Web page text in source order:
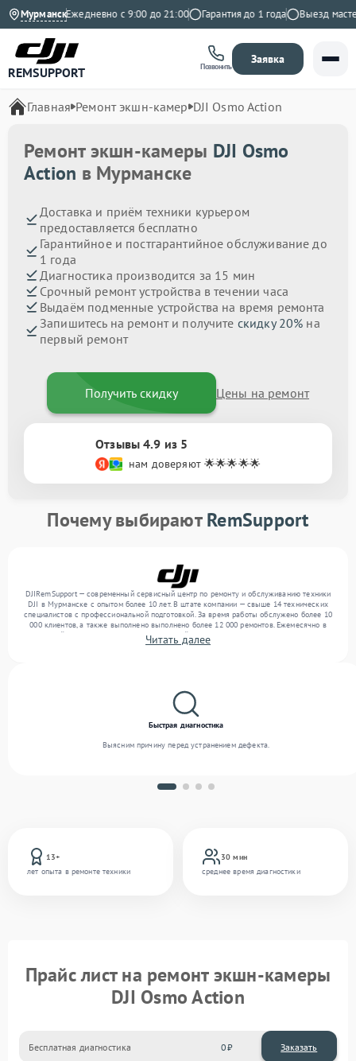
Мурманск
Яндекс Ежедневно с 9:00 до 21:00 Гарантия до 1 года Выезд мастера
REMSUPPORT Позвонить
Заявка
Главная Ремонт экшн-камер DJI Osmo Action
Ремонт экшн-камеры DJI Osmo
Action в Мурманске
Доставка и приём техники курьером
предоставляется бесплатно
Гарантийное и постгарантийное обслуживание до
1 года
Диагностика производится за 15 мин
Срочный ремонт устройства в течении часа
Выдаём подменные устройства на время ремонта
Запишитесь на ремонт и получите скидку 20% на
первый ремонт
Получить скидку Цены на ремонт
Отзывы 4.9 из 5
нам доверяют 🌟🌟🌟🌟🌟
Почему выбираютRemSupport
DJIRemSupport — современный сервисный центр по ремонту и обслуживанию техники
DJI в Мурманске с опытом более 10 лет. В штате компании — свыше 14 технических
специалистов с профессиональной подготовкой. За время работы обслужено более 10
000 клиентов, а также выполнено выполнено более 12 000 ремонтов. Ежемесячно в
сервисный центр поступает более 300 устройств, включая , , . Мы устраняем поломки
любой сложности и предлагаем стабильный уровень сервиса благодаря отлаженным
Читать далее
13+
лет опыта в ремонте техники
30 мин
среднее время диагностики
Быстрая диагностика
Выясним причину перед устранением дефекта.
Прайс лист на ремонт экшн-камеры
DJI Osmo Action
Бесплатная диагностика 0 Заказать